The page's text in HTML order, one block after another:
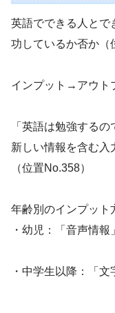
英語でできる人とで
功しているか否か（
インプット→アウト
「英語は勉強する
新しい情報を含む入
（位置No.358）
年齢別のインプット
・幼児：「音声情報
・中学生以降：「